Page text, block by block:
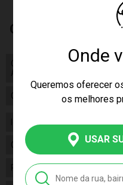
Onde
Queremos oferecer
os melhores
USAR
Características
Código de Homologação
Anatel
Certificado/ Selo Inmetro
Gênero
Personagem